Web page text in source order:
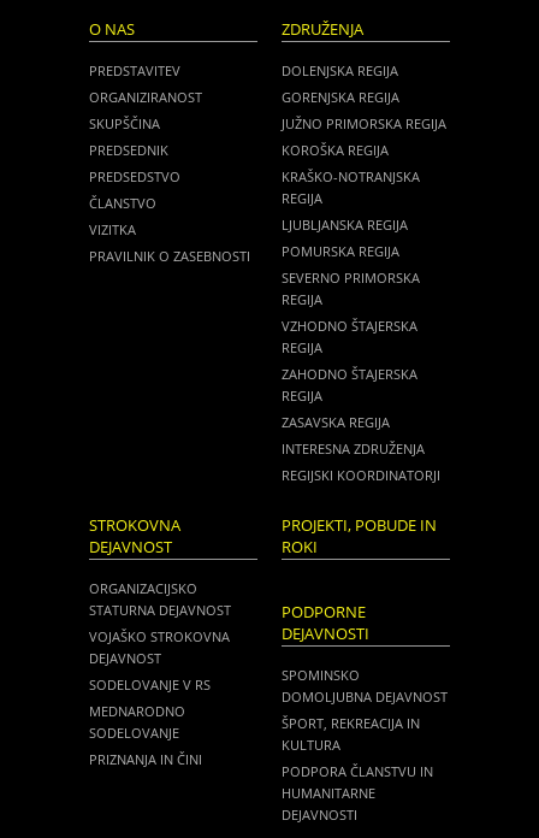
O NAS
PREDSTAVITEV
ORGANIZIRANOST
SKUPŠČINA
PREDSEDNIK
PREDSEDSTVO
ČLANSTVO
VIZITKA
PRAVILNIK O ZASEBNOSTI
ZDRUŽENJA
DOLENJSKA REGIJA
GORENJSKA REGIJA
JUŽNO PRIMORSKA REGIJA
KOROŠKA REGIJA
KRAŠKO-NOTRANJSKA
REGIJA
LJUBLJANSKA REGIJA
POMURSKA REGIJA
SEVERNO PRIMORSKA
REGIJA
VZHODNO ŠTAJERSKA
REGIJA
ZAHODNO ŠTAJERSKA
REGIJA
ZASAVSKA REGIJA
INTERESNA ZDRUŽENJA
REGIJSKI KOORDINATORJI
STROKOVNA
DEJAVNOST
ORGANIZACIJSKO
STATURNA DEJAVNOST
VOJAŠKO STROKOVNA
DEJAVNOST
SODELOVANJE V RS
MEDNARODNO
SODELOVANJE
PRIZNANJA IN ČINI
PROJEKTI, POBUDE IN
ROKI
PODPORNE
DEJAVNOSTI
SPOMINSKO
DOMOLJUBNA DEJAVNOST
ŠPORT, REKREACIJA IN
KULTURA
PODPORA ČLANSTVU IN
HUMANITARNE
DEJAVNOSTI